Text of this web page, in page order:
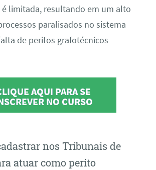
limitada, resultando em um alto
paralisados no sistema
de peritos grafotécnicos
AQUI PARA SE
NO CURSO
nos Tribunais de
atuar como perito